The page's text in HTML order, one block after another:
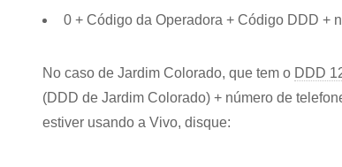
0 + Código da Operadora + Código DDD +
No caso de Jardim Colorado, que tem o DDD
(DDD de Jardim Colorado) + número de
estiver usando a Vivo, disque: